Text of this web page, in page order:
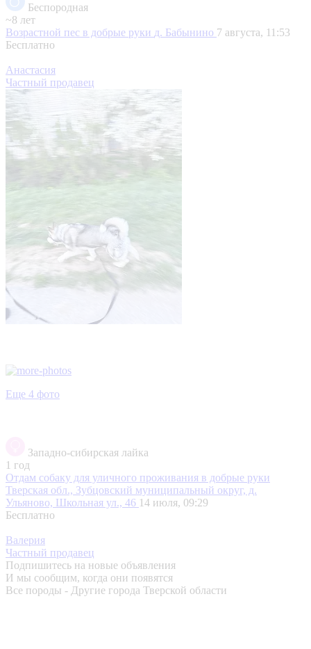
Беспородная
~8 лет
Возрастной пес в добрые руки д. Бабынино 7 августа, 11:53
Бесплатно
Анастасия
Частный продавец
Еще 4 фото
Западно-сибирская лайка
1 год
Отдам собаку для уличного проживания в добрые руки
Тверская обл., Зубцовский муниципальный округ, д.
Ульяново, Школьная ул., 46 14 июля, 09:29
Бесплатно
Валерия
Частный продавец
Подпишитесь на новые объявления
И мы сообщим, когда они появятся
Все породы - Другие города Тверской области